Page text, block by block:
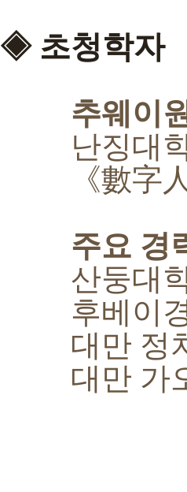
◈ 초청학자
추웨이원
난징대학
《數字人文
주요 경력
산둥대학
후베이경
대만 정치
대만 가오